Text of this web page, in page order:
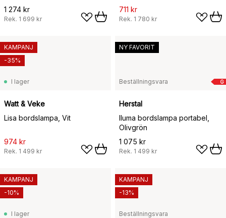
1 274 kr
Rek. 1 699 kr
711 kr
Rek. 1 780 kr
I lager
Watt & Veke
Lisa bordslampa, Vit
974 kr
Rek. 1 499 kr
KAMPANJ
-35%
G
Beställningsvara
Herstal
Iluma bordslampa portabel,
Olivgrön
1 075 kr
Rek. 1 499 kr
NY FAVORIT
I lager
KAMPANJ
-10%
Beställningsvara
KAMPANJ
-13%